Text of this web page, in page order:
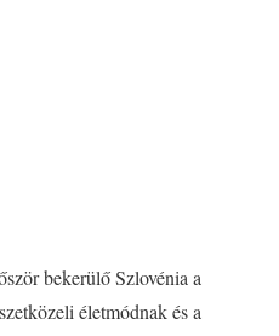
bekerülő Szlovénia a
életmódnak és a